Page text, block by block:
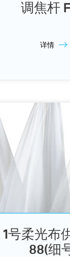
调焦杆
详情
1号柔光布
88(细